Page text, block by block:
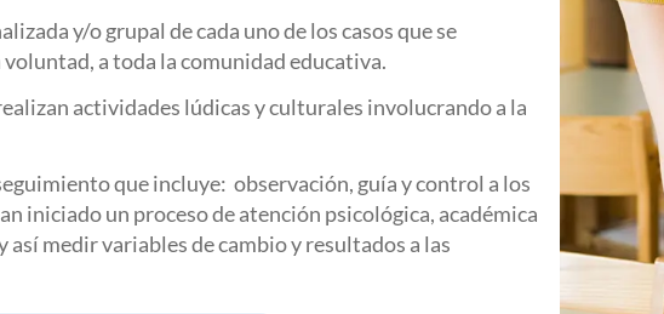
y/o grupal de cada uno de los casos que se
a toda la comunidad educativa.
actividades lúdicas y culturales involucrando a la
que incluye: observación, guía y control a los
iniciado un proceso de atención psicológica, académica
medir variables de cambio y resultados a las